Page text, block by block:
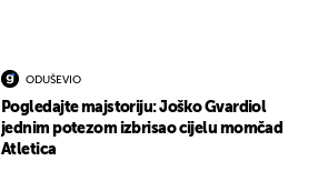
ODUŠEVIO
Pogledajte majstoriju: Joško Gvardiol
jednim potezom izbrisao cijelu momčad
Atletica